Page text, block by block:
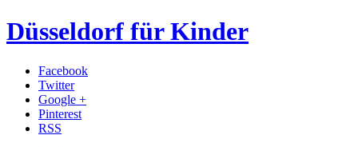
Düsseldorf für Kinder
Facebook
Twitter
Google +
Pinterest
RSS